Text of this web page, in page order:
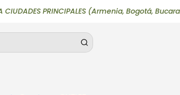
PRINCIPALES (Armenia, Bogotá,